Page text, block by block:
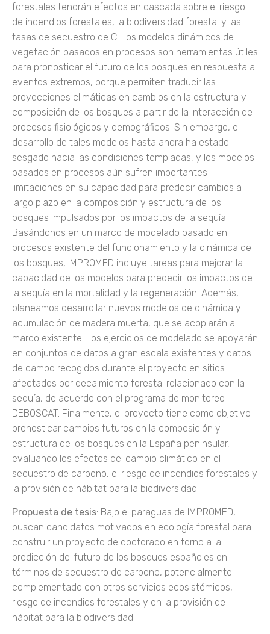
forestales tendrán efectos en cascada sobre el riesgo
de incendios forestales, la biodiversidad forestal y las
tasas de secuestro de C. Los modelos dinámicos de
vegetación basados en procesos son herramientas útiles
para pronosticar el futuro de los bosques en respuesta a
eventos extremos, porque permiten traducir las
proyecciones climáticas en cambios en la estructura y
composición de los bosques a partir de la interacción de
procesos fisiológicos y demográficos. Sin embargo, el
desarrollo de tales modelos hasta ahora ha estado
sesgado hacia las condiciones templadas, y los modelos
basados en procesos aún sufren importantes
limitaciones en su capacidad para predecir cambios a
largo plazo en la composición y estructura de los
bosques impulsados por los impactos de la sequía.
Basándonos en un marco de modelado basado en
procesos existente del funcionamiento y la dinámica de
los bosques, IMPROMED incluye tareas para mejorar la
capacidad de los modelos para predecir los impactos de
la sequía en la mortalidad y la regeneración. Además,
planeamos desarrollar nuevos modelos de dinámica y
acumulación de madera muerta, que se acoplarán al
marco existente. Los ejercicios de modelado se apoyarán
en conjuntos de datos a gran escala existentes y datos
de campo recogidos durante el proyecto en sitios
afectados por decaimiento forestal relacionado con la
sequía, de acuerdo con el programa de monitoreo
DEBOSCAT. Finalmente, el proyecto tiene como objetivo
pronosticar cambios futuros en la composición y
estructura de los bosques en la España peninsular,
evaluando los efectos del cambio climático en el
secuestro de carbono, el riesgo de incendios forestales y
la provisión de hábitat para la biodiversidad.
Propuesta de tesis: Bajo el paraguas de IMPROMED,
buscan candidatos motivados en ecología forestal para
construir un proyecto de doctorado en torno a la
predicción del futuro de los bosques españoles en
términos de secuestro de carbono, potencialmente
complementado con otros servicios ecosistémicos,
riesgo de incendios forestales y en la provisión de
hábitat para la biodiversidad.